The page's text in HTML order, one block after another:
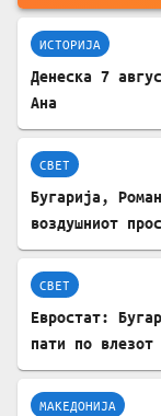
ИСТОРИЈА
Денеска 7
Ана
СВЕТ
Бугарија,
воздушниот
СВЕТ
Евростат:
пати по
МАКЕДОНИЈА